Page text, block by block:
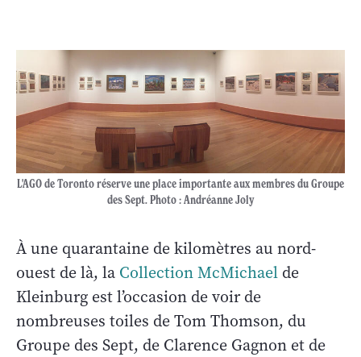
L'AGO de Toronto réserve une place importante aux membres du Groupe
des Sept. Photo : Andréanne Joly
À une quarantaine de kilomètres au nord-
ouest de là, la Collection McMichael de
Kleinburg est l’occasion de voir de
nombreuses toiles de Tom Thomson, du
Groupe des Sept, de Clarence Gagnon et de